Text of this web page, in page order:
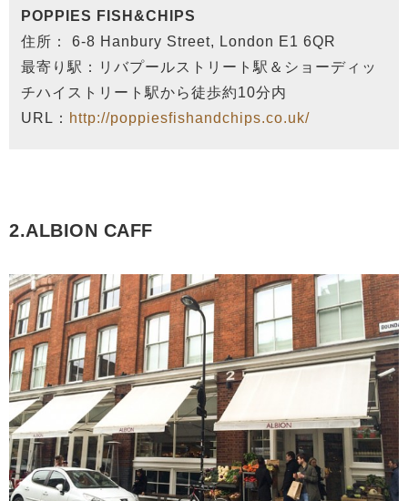
POPPIES FISH&CHIPS
住所： 6-8 Hanbury Street, London E1 6QR
最寄り駅：リバプールストリート駅＆ショーディッ
チハイストリート駅から徒歩約10分内
URL： http://poppiesfishandchips.co.uk/
2.ALBION CAFF